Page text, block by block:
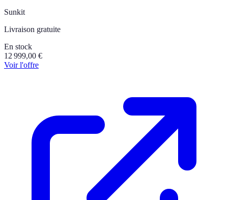
Sunkit
Livraison gratuite
En stock
12 999,00 €
Voir l'offre